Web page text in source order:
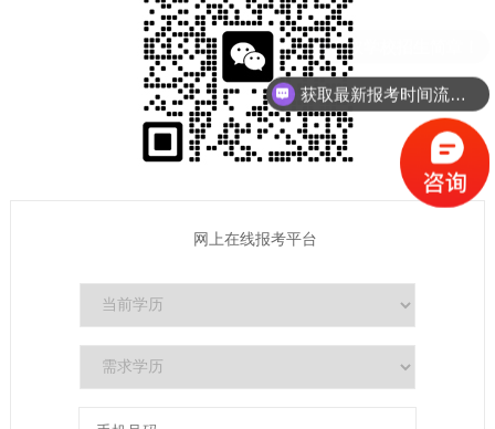
网上在线报考平台
获取最新报考时间流程！